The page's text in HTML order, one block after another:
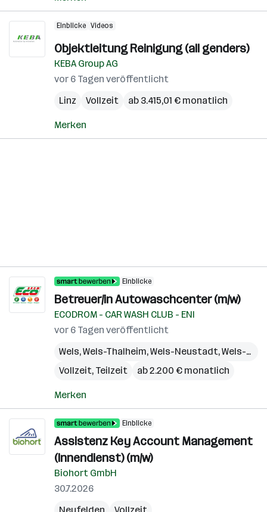
Einblicke Videos
Objektleitung Reinigung (all genders)
KEBA Group AG
vor 6 Tagen veröffentlicht
Linz
Vollzeit ab 3.415,01 € monatlich
Merken
Einblicke
Betreuer/in Autowaschcenter (m/w)
ECODROM - CAR WASH CLUB - ENI
vor 6 Tagen veröffentlicht
Wels,Wels-Thalheim,Wels-Neustadt,Wels-Land (Bezirk)
Vollzeit, Teilzeit
ab 2.200 € monatlich
Merken
Einblicke
Assistenz Key Account Management
(Innendienst) (m/w)
Biohort GmbH
30.7.2026